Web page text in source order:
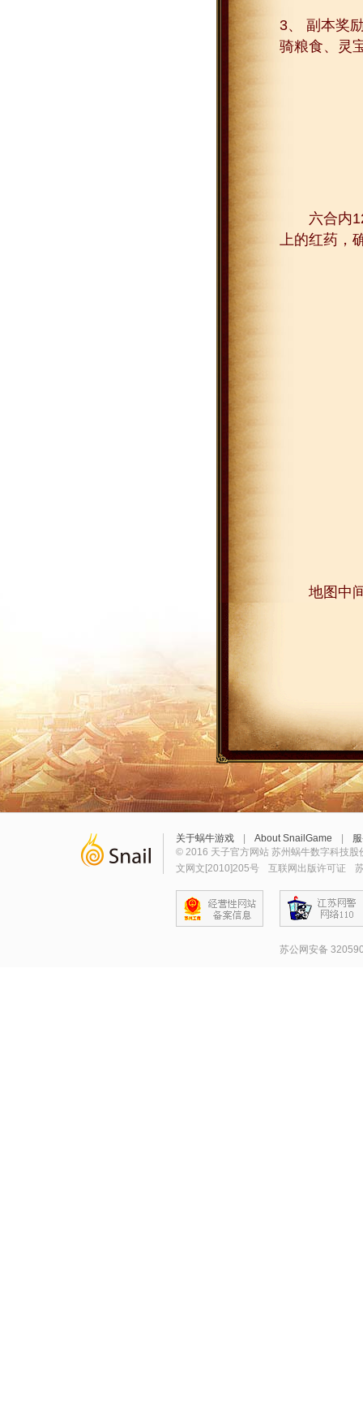
3、 副本奖
骑粮食、灵
六合内
上的红药，
地图中间
关于蜗牛游戏 About SnailGame
© 2016 天子官方网站 苏州蜗牛数字科技
文网文[2010]205号
互联网出版许可证
苏公网安备